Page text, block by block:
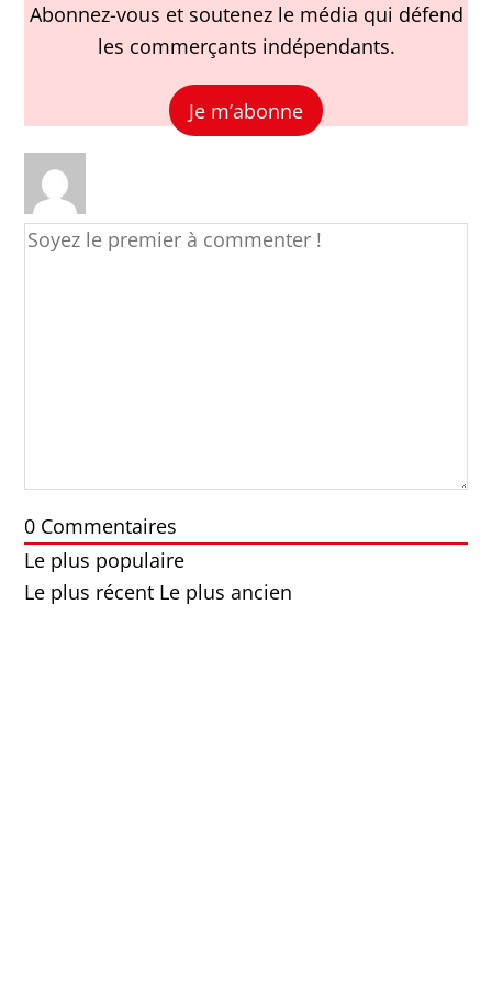
Abonnez-vous et soutenez le média qui défend
les commerçants indépendants.
Je m’abonne
0 Commentaires
Le plus populaire
Le plus récent Le plus ancien